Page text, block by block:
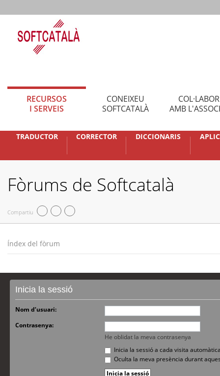
RECURSOS
I SERVEIS
CONEIXEU
SOFTCATALÀ
AMB
TRADUCTOR CORRECTOR DICCIONARIS
Fòrums de Softcatalà
Compartiu
Índex del fòrum
Inicia la sessió
Nom d’usuari:
Contrasenya:
He oblidat la meva contrasenya
Inicia la sessió a cada visita
Oculta la meva presència durant